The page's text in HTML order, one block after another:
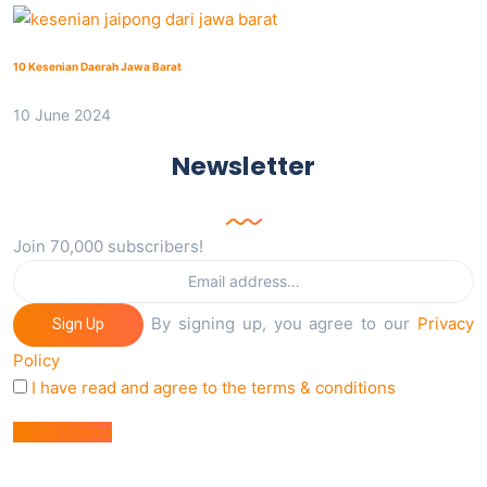
10 Kesenian Daerah Jawa Barat
10 June 2024
Newsletter
Join 70,000 subscribers!
Sign Up By signing up, you agree to our Privacy
Policy
I have read and agree to the terms & conditions
Berita Utama